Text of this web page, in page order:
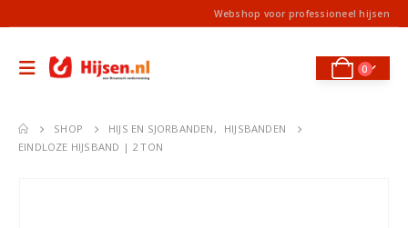
Webshop voor professioneel hijsen
0
SHOP HIJS EN SJORBANDEN,
HIJSBANDEN
EINDLOZE HIJSBAND | 2 TON